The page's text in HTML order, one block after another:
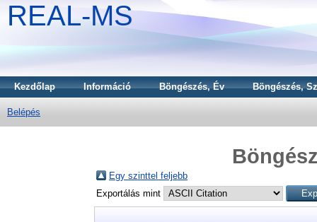
REAL-MS
Kezdőlap Információ Böngészés, Év Böngészés,
Belépés
Egy szinttel feljebb
Exportálás mint